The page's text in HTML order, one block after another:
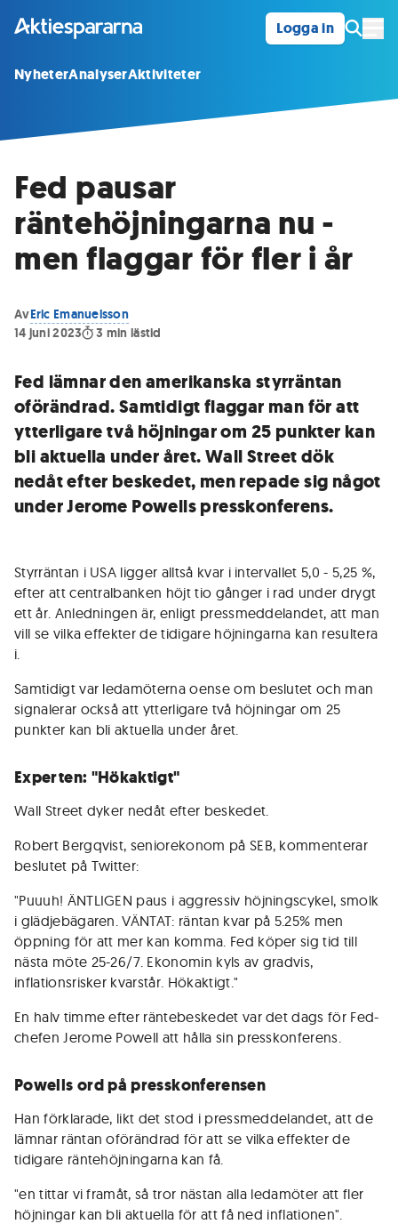
Logga in
NyheterAnalyserAktiviteter
Fed pausar
räntehöjningarna nu -
men flaggar för fler i år
AvEric Emanuelsson
14 juni 2023
3 min lästid
Fed lämnar den amerikanska styrräntan
oförändrad. Samtidigt flaggar man för att
ytterligare två höjningar om 25 punkter kan
bli aktuella under året. Wall Street dök
nedåt efter beskedet, men repade sig något
under Jerome Powells presskonferens.
Styrräntan i USA ligger alltså kvar i intervallet 5,0 - 5,25 %,
efter att centralbanken höjt tio gånger i rad under drygt
ett år. Anledningen är, enligt pressmeddelandet, att man
vill se vilka effekter de tidigare höjningarna kan resultera
i.
Samtidigt var ledamöterna oense om beslutet och man
signalerar också att ytterligare två höjningar om 25
punkter kan bli aktuella under året.
Experten: "Hökaktigt"
Wall Street dyker nedåt efter beskedet.
Robert Bergqvist, seniorekonom på SEB, kommenterar
beslutet på Twitter:
"Puuuh! ÄNTLIGEN paus i aggressiv höjningscykel, smolk
i glädjebägaren. VÄNTAT: räntan kvar på 5.25% men
öppning för att mer kan komma. Fed köper sig tid till
nästa möte 25-26/7. Ekonomin kyls av gradvis,
inflationsrisker kvarstår. Hökaktigt."
En halv timme efter räntebeskedet var det dags för Fed-
chefen Jerome Powell att hålla sin presskonferens.
Powells ord på presskonferensen
Han förklarade, likt det stod i pressmeddelandet, att de
lämnar räntan oförändrad för att se vilka effekter de
tidigare räntehöjningarna kan få.
"en tittar vi framåt, så tror nästan alla ledamöter att fler
höjningar kan bli aktuella för att få ned inflationen".